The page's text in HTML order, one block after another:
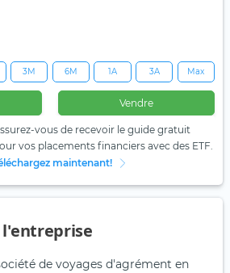
3M 6M 1A 3A Max
Vendre
vous de recevoir le guide gratuit
vos placements financiers avec des ETF.
maintenant!
de voyages d'agrément en